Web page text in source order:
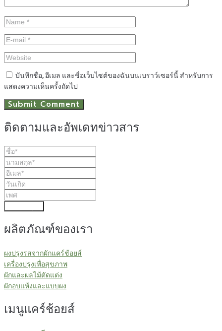
บันทึกชื่อ, อีเมล และชื่อเว็บไซต์ของฉันบนเบราว์เซอร์นี้ สำหรับการ
แสดงความเห็นครั้งถัดไป
ติดตามและอัพเดทข่าวสาร
ผลิตภัณฑ์ของเรา
ผงปรุงรสจากผักแคร์ช้อยส์
เครื่องปรุงเพื่อสุขภาพ
ผักและผลไม้ตัดแต่ง
ผักอบแห้งและแบบผง
เมนูแคร์ช้อยส์